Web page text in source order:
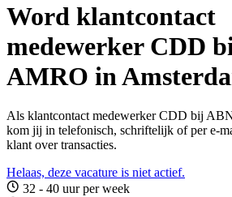
Word klantcontact
medewerker CDD
AMRO in
Als klantcontact medewerker CDD bij
kom jij in telefonisch, schriftelijk of per e-
klant over transacties.
Helaas, deze vacature is niet actief.
32 - 40 uur per week